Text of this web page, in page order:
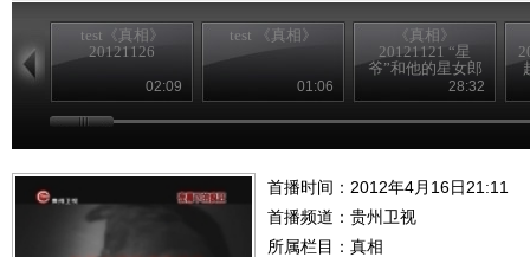
test《真相》
20121126
02:09
test 《真相》
01:06
《真相》
20121121 “星
爷”和他的星女郎
28:32
首播时间：2012年4月16日21:11
首播频道： 贵州卫视
所属栏目： 真相